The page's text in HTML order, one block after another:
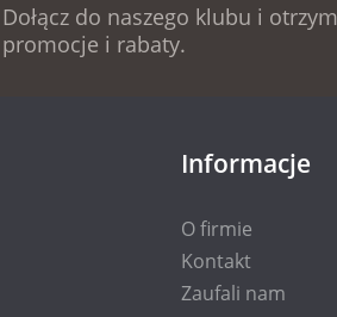
Dołącz do naszego klubu i
promocje i rabaty.
Informacje
O firmie
Kontakt
Zaufali nam